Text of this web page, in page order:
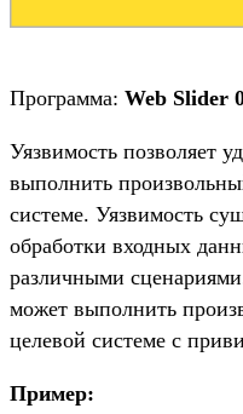
Программа: Web Slider
Уязвимость позволяет
выполнить
системе. Уязвимость
обработки входных
различными
может выполнить
целевой системе с
Пример: